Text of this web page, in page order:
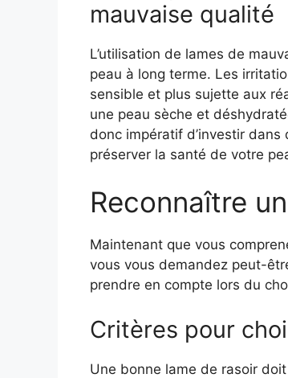
mauvaise qualité
L’utilisation de lames de
peau à long terme. Les
sensible et plus sujette aux
une peau sèche et
donc impératif d’investir
préserver la santé de votre
Reconnaître
Maintenant que vous
vous vous demandez peut-
prendre en compte lors du
Critères pour
Une bonne lame de rasoir